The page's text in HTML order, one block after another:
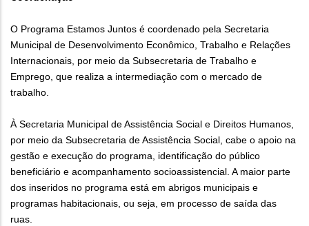
O Programa Estamos Juntos é coordenado pela Secretaria
Municipal de Desenvolvimento Econômico, Trabalho e Relações
Internacionais, por meio da Subsecretaria de Trabalho e
Emprego, que realiza a intermediação com o mercado de
trabalho.
À Secretaria Municipal de Assistência Social e Direitos Humanos,
por meio da Subsecretaria de Assistência Social, cabe o apoio na
gestão e execução do programa, identificação do público
beneficiário e acompanhamento socioassistencial. A maior parte
dos inseridos no programa está em abrigos municipais e
programas habitacionais, ou seja, em processo de saída das
ruas.